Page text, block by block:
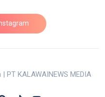
KALAWAINEWS MEDIA